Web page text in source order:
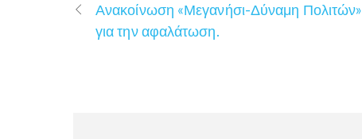
Ανακοίνωση «Μεγανήσι-Δύναμη Πολιτών»
για την αφαλάτωση.